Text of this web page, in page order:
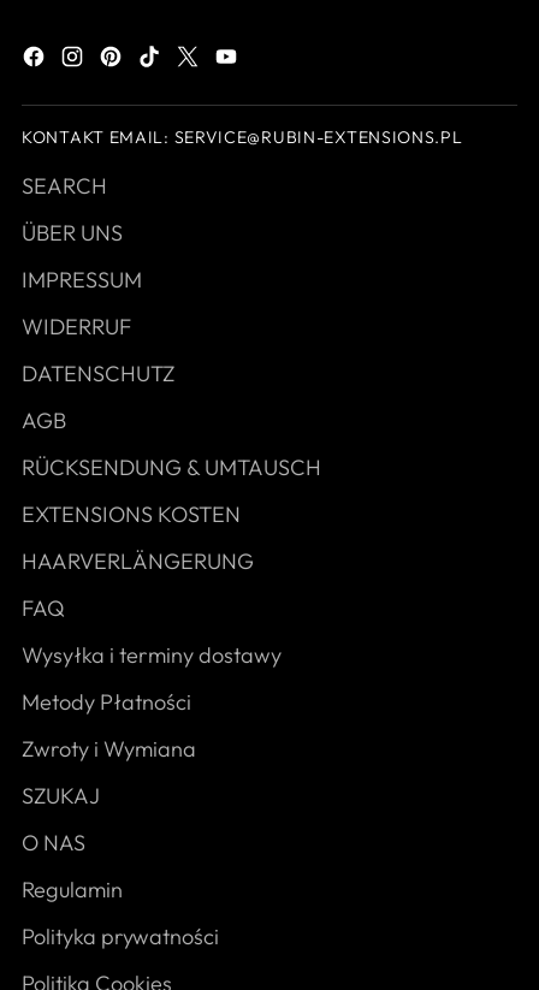
KONTAKT EMAIL: SERVICE@RUBIN-EXTENSIONS.PL
SEARCH
ÜBER UNS
IMPRESSUM
WIDERRUF
DATENSCHUTZ
AGB
RÜCKSENDUNG & UMTAUSCH
EXTENSIONS KOSTEN
HAARVERLÄNGERUNG
FAQ
Wysyłka i terminy dostawy
Metody Płatności
Zwroty i Wymiana
SZUKAJ
O NAS
Regulamin
Polityka prywatności
Politika Cookies